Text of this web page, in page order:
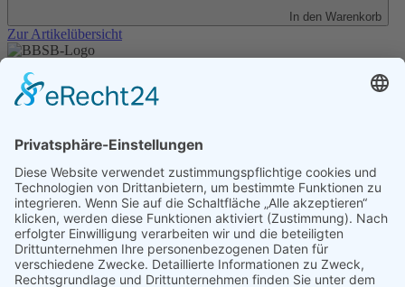
In den Warenkorb
Zur Artikelübersicht
Unser Angebot
Shop
Datenschutz
Kontakt
Transparenzerklärung
BBSB-Inform: täglich aktualisierte Infos
für sehbehinderte und blinde Menschen